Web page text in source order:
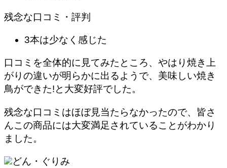
残念な口コミ・評判
3本は少なく感じた
口コミを全体的に見てみたところ、やはり焼き上
がりの違いが明らかに出るようで、美味しい焼き
鳥ができた!と大変好評でした。
残念な口コミはほぼ見当たらなかったので、皆さ
んこの商品には大変満足されていることがわかり
ました。
どん・ぐりみ